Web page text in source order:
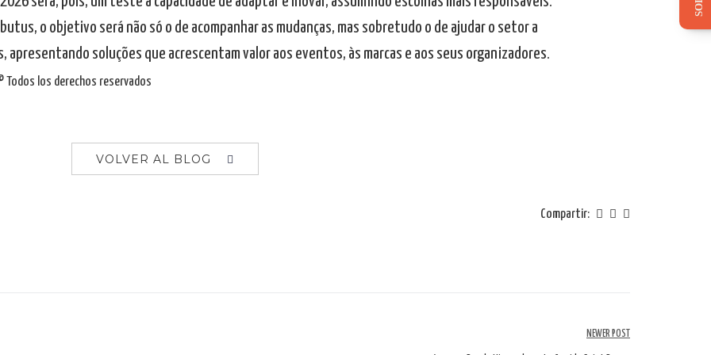
o objetivo será não só o de acompanhar as mudanças, mas sobretudo o de ajudar o setor a
apresentando soluções que acrescentam valor aos eventos, às marcas e aos seus organizadores.
Todos los derechos reservados
VOLVER AL BLOG
Compartir:
NEWER POST